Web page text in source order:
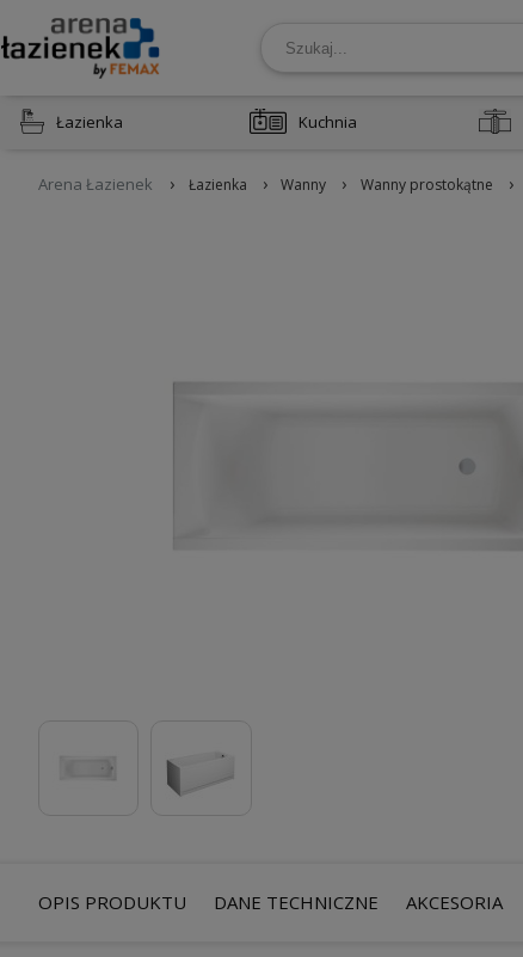
Łazienka Kuchnia
Arena Łazienek › Łazienka › Wanny › Wanny prostokątne ›
OPIS PRODUKTU DANE TECHNICZNE AKCESORIA